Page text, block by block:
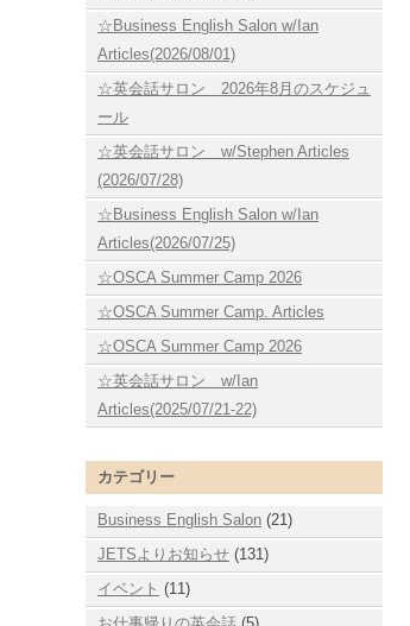
☆Business English Salon w/Ian
Articles(2026/08/01)
☆英会話サロン 2026年8月のスケジュ
ール
☆英会話サロン w/Stephen Articles
(2026/07/28)
☆Business English Salon w/Ian
Articles(2026/07/25)
☆OSCA Summer Camp 2026
☆OSCA Summer Camp. Articles
☆OSCA Summer Camp 2026
☆英会話サロン w/Ian
Articles(2025/07/21-22)
カテゴリー
Business English Salon (21)
JETSよりお知らせ (131)
イベント (11)